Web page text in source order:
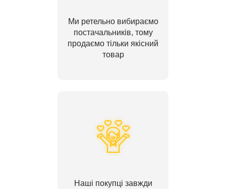
Ми ретельно вибираємо
постачальників, тому
продаємо тільки якісний
товар
Наші покупці завжди